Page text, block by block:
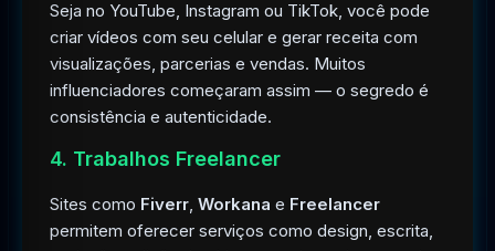
Seja no YouTube, Instagram ou TikTok, você pode
criar vídeos com seu celular e gerar receita com
visualizações, parcerias e vendas. Muitos
influenciadores começaram assim — o segredo é
consistência e autenticidade.
4. Trabalhos Freelancer
Sites como Fiverr, Workana e Freelancer
permitem oferecer serviços como design, escrita,